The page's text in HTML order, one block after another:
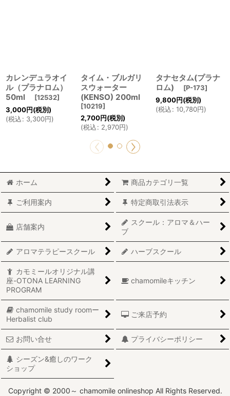
カレンデュラオイ
ル（プラナロム）
50ml
[12532]
3,000円(税別)
(税込: 3,300円)
タイム・ブルガリ
スウォーター
(KENSO) 200ml
[10219]
2,700円(税別)
(税込: 2,970円)
タナセタム(プラナ
ロム)
[P-173]
9,800円(税別)
(税込: 10,780円)
ホーム 商品カテゴリ一覧
ご利用案内 特定商取引法表示
店舗案内
スクール：アロマ＆ハー
ブ
アロマテラピースクール ハーブスクール
カモミールオリジナル講
座-OTONA LEARNING
PROGRAM
chamomileキッチン
chamomile study roomー
Herbalist club
ご来店予約
お問い合せ プライバシーポリシー
シーズン&癒しのワーク
ショップ
Copyright © 2000～ chamomile onlineshop All Rights Reserved.